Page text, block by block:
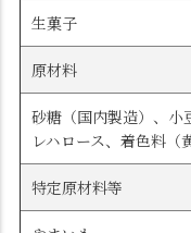
生菓子
原材料
砂糖（国内製造）、小
レハロース、着色料（
特定原材料等